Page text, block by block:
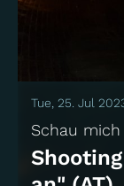
Tue, 25. Jul
Schau mich